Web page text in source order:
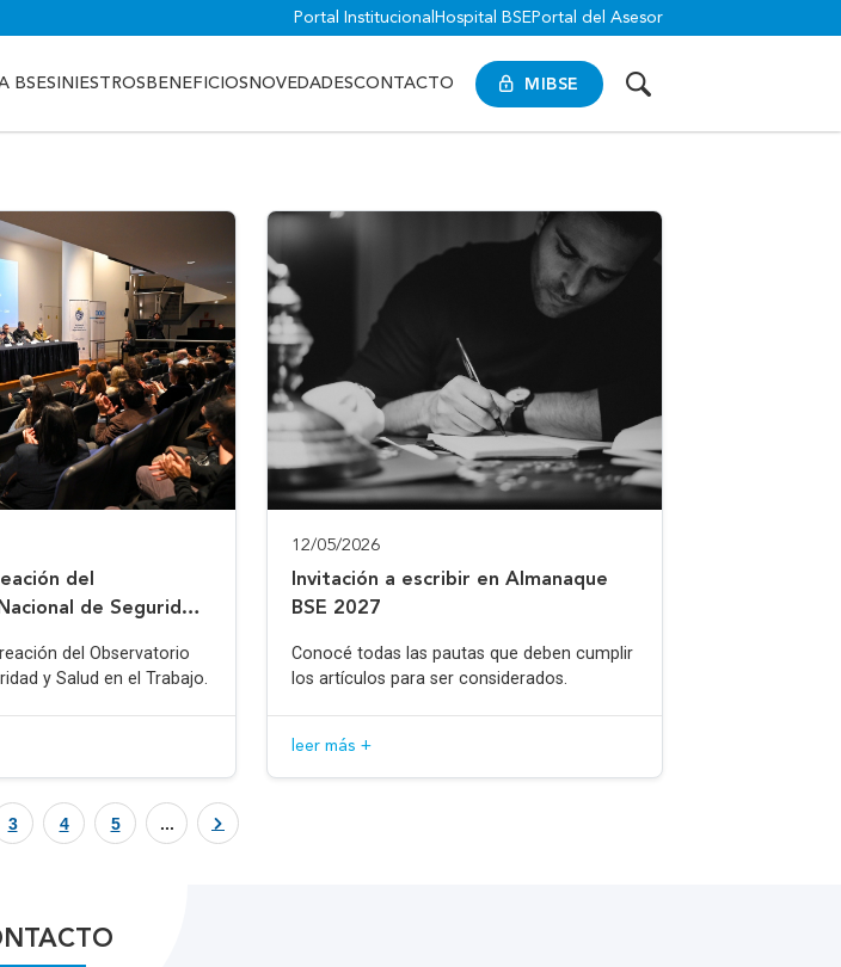
Portal Institucional Hospital BSE Portal del Asesor
MIBSE
BSESINIESTROS BENEFICIOS NOVEDADESCONTACTO
del
de Seguridad
del Observatorio
y Salud en el Trabajo.
12/05/2026
Invitación a escribir en Almanaque
BSE 2027
Conocé todas las pautas que deben cumplir
los artículos para ser considerados.
leer más +
3 4 5 ...